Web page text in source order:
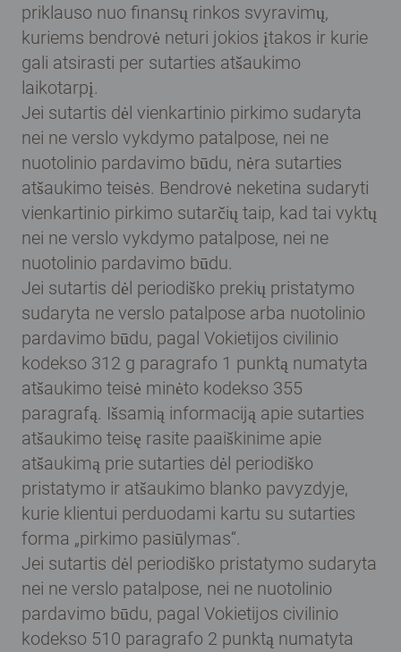
priklauso nuo finansų rinkos svyravimų,
kuriems bendrovė neturi jokios įtakos ir kurie
gali atsirasti per sutarties atšaukimo
laikotarpį.
Jei sutartis dėl vienkartinio pirkimo sudaryta
nei ne verslo vykdymo patalpose, nei ne
nuotolinio pardavimo būdu, nėra sutarties
atšaukimo teisės. Bendrovė neketina sudaryti
vienkartinio pirkimo sutarčių taip, kad tai vyktų
nei ne verslo vykdymo patalpose, nei ne
nuotolinio pardavimo būdu.
Jei sutartis dėl periodiško prekių pristatymo
sudaryta ne verslo patalpose arba nuotolinio
pardavimo būdu, pagal Vokietijos civilinio
kodekso 312 g paragrafo 1 punktą numatyta
atšaukimo teisė minėto kodekso 355
paragrafą. Išsamią informaciją apie sutarties
atšaukimo teisę rasite paaiškinime apie
atšaukimą prie sutarties dėl periodiško
pristatymo ir atšaukimo blanko pavyzdyje,
kurie klientui perduodami kartu su sutarties
forma „pirkimo pasiūlymas“.
Jei sutartis dėl periodiško pristatymo sudaryta
nei ne verslo patalpose, nei ne nuotolinio
pardavimo būdu, pagal Vokietijos civilinio
kodekso 510 paragrafo 2 punktą numatyta